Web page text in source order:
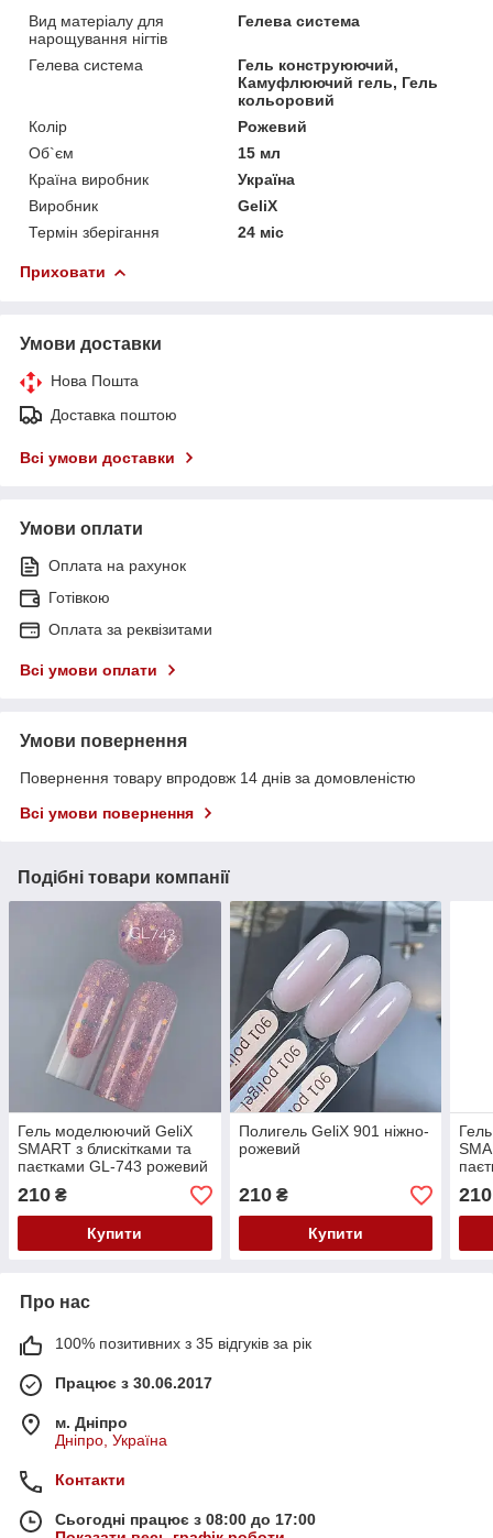
Вид матеріалу для
нарощування нігтів
Гелева система
Гелева система
Гель конструюючий,
Камуфлюючий гель, Гель
кольоровий
Колір
Рожевий
Об`єм
15 мл
Країна виробник
Україна
Виробник
GeliX
Термін зберігання
24 міс
Приховати
Умови доставки
Нова Пошта
Доставка поштою
Всі умови доставки
Умови оплати
Оплата на рахунок
Готівкою
Оплата за реквізитами
Всі умови оплати
Умови повернення
Повернення товару впродовж 14 днів за домовленістю
Всі умови повернення
Подібні товари компанії
Гель моделюючий GeliX
SMART з блискітками та
паєтками GL-743 рожевий
210 ₴
Купити
Полигель GeliX 901 ніжно-
рожевий
210₴
Купити
210
Про нас
100% позитивних з 35 відгуків за рік
Працює з 30.06.2017
м. Дніпро
Дніпро, Україна
Контакти
Сьогодні працює з 08:00 до 17:00